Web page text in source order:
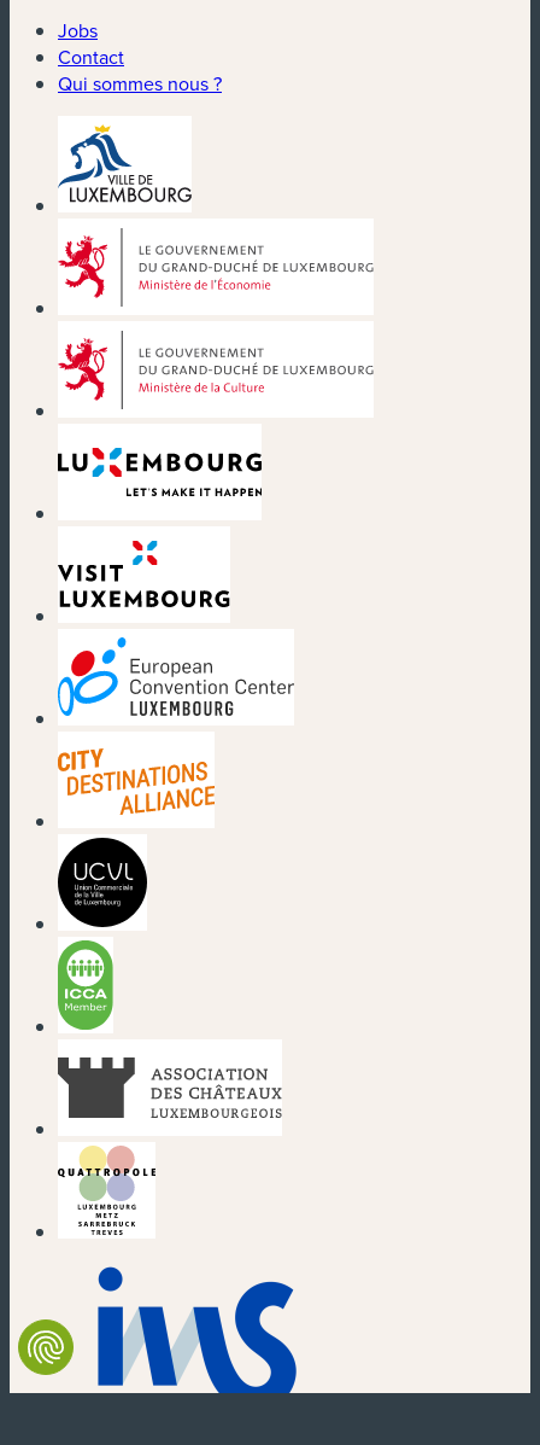
Jobs
Contact
Qui sommes nous ?